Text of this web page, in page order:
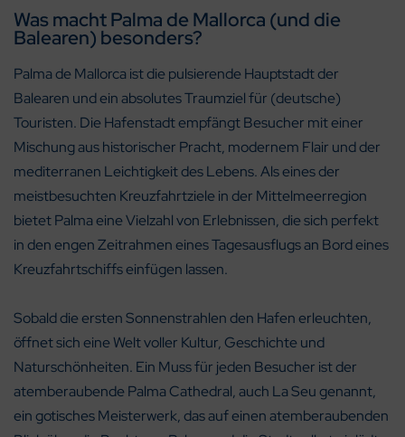
Was macht Palma de Mallorca (und die
Balearen) besonders?
Palma de Mallorca ist die pulsierende Hauptstadt der
Balearen und ein absolutes Traumziel für (deutsche)
Touristen. Die Hafenstadt empfängt Besucher mit einer
Mischung aus historischer Pracht, modernem Flair und der
mediterranen Leichtigkeit des Lebens. Als eines der
meistbesuchten Kreuzfahrtziele in der Mittelmeerregion
bietet Palma eine Vielzahl von Erlebnissen, die sich perfekt
in den engen Zeitrahmen eines Tagesausflugs an Bord eines
Kreuzfahrtschiffs einfügen lassen.
Sobald die ersten Sonnenstrahlen den Hafen erleuchten,
öffnet sich eine Welt voller Kultur, Geschichte und
Naturschönheiten. Ein Muss für jeden Besucher ist der
atemberaubende Palma Cathedral, auch La Seu genannt,
ein gotisches Meisterwerk, das auf einen atemberaubenden